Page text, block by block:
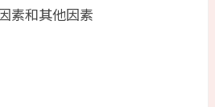
素和其他因素